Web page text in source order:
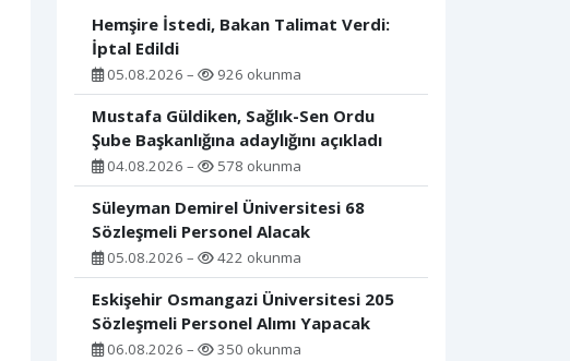
Hemşire İstedi, Bakan Talimat Verdi:
İptal Edildi
05.08.2026 – 926 okunma
Mustafa Güldiken, Sağlık-Sen Ordu
Şube Başkanlığına adaylığını açıkladı
04.08.2026 – 578 okunma
Süleyman Demirel Üniversitesi 68
Sözleşmeli Personel Alacak
05.08.2026 – 422 okunma
Eskişehir Osmangazi Üniversitesi 205
Sözleşmeli Personel Alımı Yapacak
06.08.2026 – 350 okunma